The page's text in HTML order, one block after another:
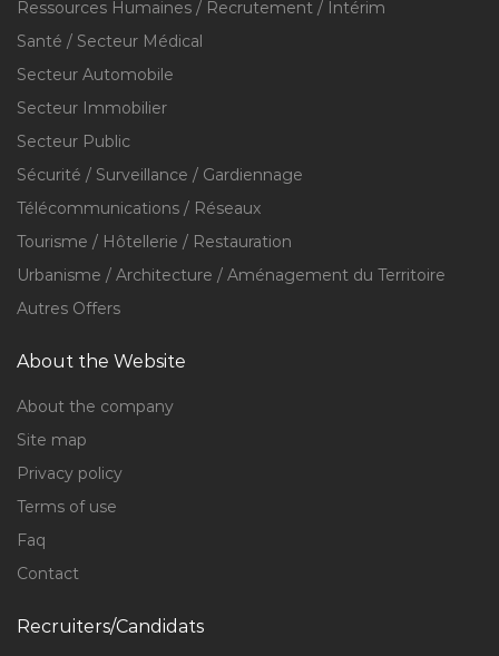
Ressources Humaines / Recrutement / Intérim
Santé / Secteur Médical
Secteur Automobile
Secteur Immobilier
Secteur Public
Sécurité / Surveillance / Gardiennage
Télécommunications / Réseaux
Tourisme / Hôtellerie / Restauration
Urbanisme / Architecture / Aménagement du Territoire
Autres Offers
About the Website
About the company
Site map
Privacy policy
Terms of use
Faq
Contact
Recruiters/Candidats